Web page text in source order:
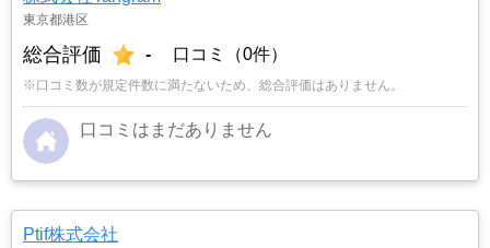
東京都港区
総合評価 - 口コミ（0件）
※口コミ数が規定件数に満たないため、総合評価はありません。
口コミはまだありません
Ptif株式会社